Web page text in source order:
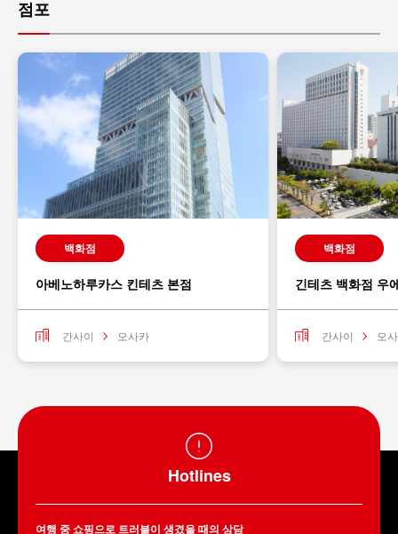
점포
백화점
아베노하루카스 킨테츠 본점
간사이 오사카
백화점
긴테츠 백화점 우
간사이 오
Hotlines
여행 중 쇼핑으로 트러블이 생겼을 때의 상담